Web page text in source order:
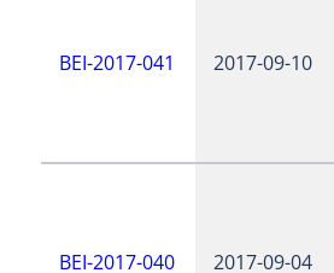
BEI-2017-041 2017-09-10
BEI-2017-040 2017-09-04